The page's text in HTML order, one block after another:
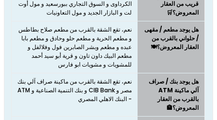
قريب من العقار
المعروض؟🛒
الكرداوى و السوق التجاري ببورسعيد و مول أوت
لت و البازار الجديد و مول التعاونيات
هل يوجد مطعم / مقهى
/ حلواني بالقرب من
العقار المعروض؟🍽️
نعم، تقع الشقة بالقرب من مطعم صلاح بطاطس
و مطعم الحرية و مطعم حلو وحادق و مطعم بابا
عبده و مطعم وبشر الصابرين فول وفلالفل و
مطعم البيك داون تاون و قرية أبو سيد أحمد
للمشويات و مشويات ابو فارس
هل يوجد بنك / صراف
آلي ماكينة ATM
بالقرب من العقار
المعروض؟🏦
نعم، تقع الشقة بالقرب من ماكينة صراف آلي بنك
مصر و CIB Bank و بنك التنمية الصناعية و ATM
- البنك الاهلي المصري